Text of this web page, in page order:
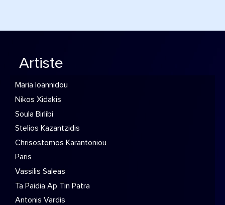
Artiste
Maria Ioannidou
Nikos Xidakis
Soula Birlibi
Stelios Kazantzidis
Chrisostomos Karantoniou
Paris
Vassilis Saleas
Ta Paidia Ap Tin Patra
Antonis Vardis